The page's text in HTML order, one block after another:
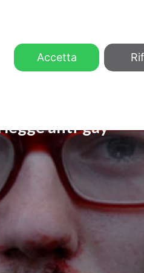
legge anti-gay
Accetta